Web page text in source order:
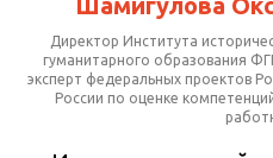
Директор Института
гуманитарного образования
эксперт федеральных проектов
России по оценке